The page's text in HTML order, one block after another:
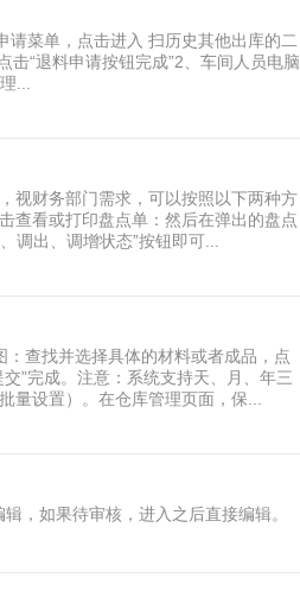
请菜单，点击进入 扫历史其他出库的二
“退料申请按钮完成”2、车间人员电脑
...
视财务部门需求，可以按照以下两种方
查看或打印盘点单：然后在弹出的盘点
调出、调增状态”按钮即可...
查找并选择具体的材料或者成品，点
”完成。注意：系统支持天、月、年三
量设置）。在仓库管理页面，保...
，如果待审核，进入之后直接编辑。